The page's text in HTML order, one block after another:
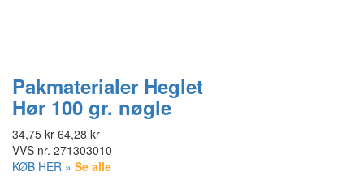
Pakmaterialer Heglet
Hør 100 gr. nøgle
34,75 kr 64,28 kr
VVS nr. 271303010
KØB HER » Se alle